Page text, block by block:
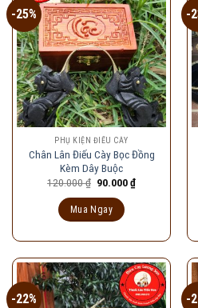
-25%
PHỤ KIỆN ĐIẾU CÀY
Chân Lân Điếu Cày Bọc Đồng
Kèm Dây Buộc
120.000₫ Giá
120.000 ₫.
90.000₫Giá
Mua Ngay
-
-22% -